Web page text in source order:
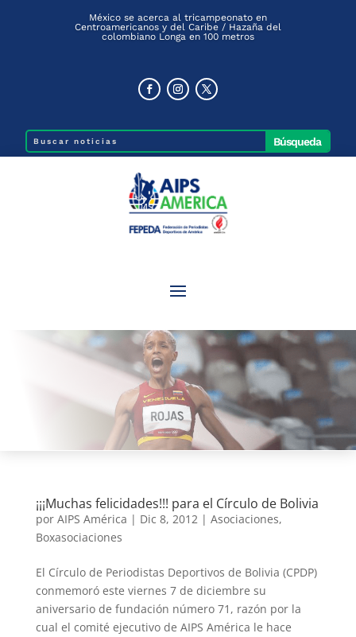
México se acerca al tricampeonato en
Centroamericanos y del Caribe / Hazaña del
colombiano Longa en 100 metros
¡¡¡Muchas felicidades!!! para el Círculo de Bolivia
por AIPS América | Dic 8, 2012| Asociaciones,
Boxasociaciones
El Círculo de Periodistas Deportivos de Bolivia (CPDP)
conmemoró este viernes 7 de diciembre su
aniversario de fundación número 71, razón por la
cual el comité ejecutivo de AIPS América le hace